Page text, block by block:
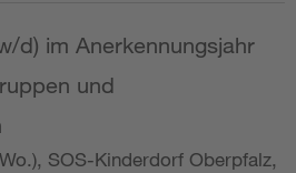
d) im Anerkennungsjahr
und
SOS-Kinderdorf Oberpfalz,